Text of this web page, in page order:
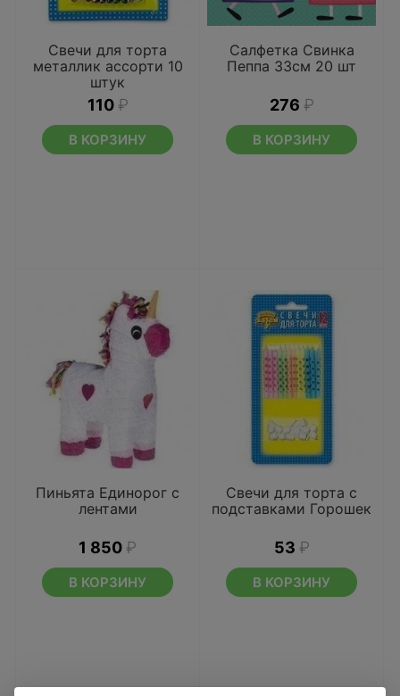
Свечи для торта
металлик ассорти 10
штук
110 ₽
В КОРЗИНУ
Салфетка Свинка
Пеппа 33см 20 шт
276 ₽
В КОРЗИНУ
Пиньята Единорог с
лентами
1 850 ₽
В КОРЗИНУ
Свечи для торта с
подставками Горошек
53 ₽
В КОРЗИНУ